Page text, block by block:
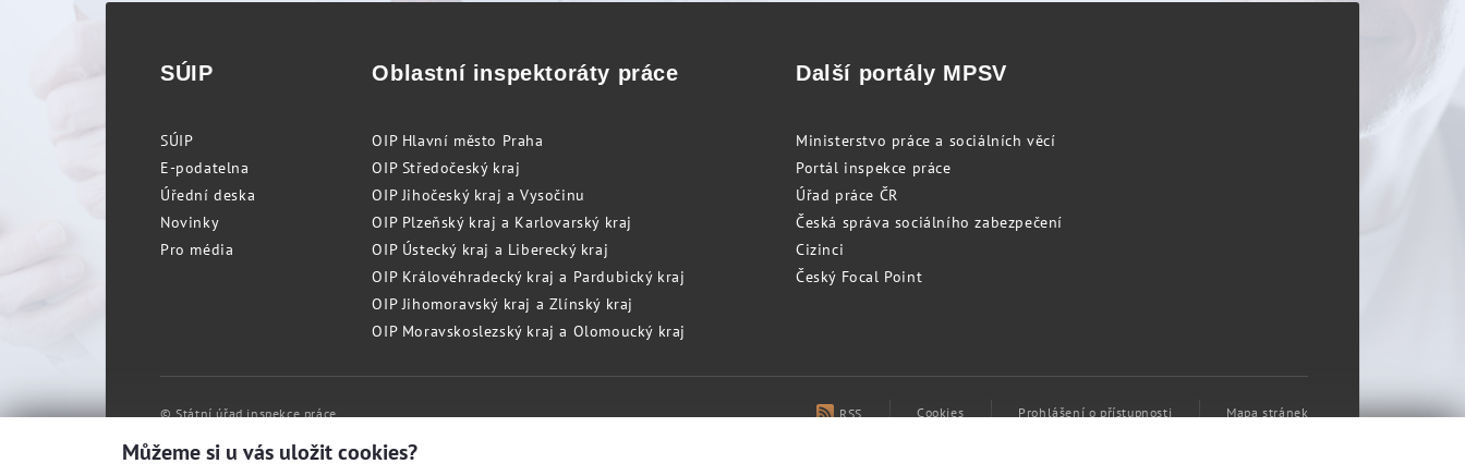
SÚIP
SÚIP
E-podatelna
Úřední deska
Novinky
Pro média
Oblastní inspektoráty práce
OIP Hlavní město Praha
OIP Středočeský kraj
OIP Jihočeský kraj a Vysočinu
OIP Plzeňský kraj a Karlovarský kraj
OIP Ústecký kraj a Liberecký kraj
OIP Královéhradecký kraj a Pardubický kraj
OIP Jihomoravský kraj a Zlínský kraj
OIP Moravskoslezský kraj a Olomoucký kraj
Další portály MPSV
Ministerstvo práce a sociálních věcí
Portál inspekce práce
Úřad práce ČR
Česká správa sociálního zabezpečení
Cizinci
Český Focal Point
RSS Cookies Prohlášení o přístupnosti Mapa stránek
© Státní úřad inspekce práce
Můžeme si u vás uložit cookies?